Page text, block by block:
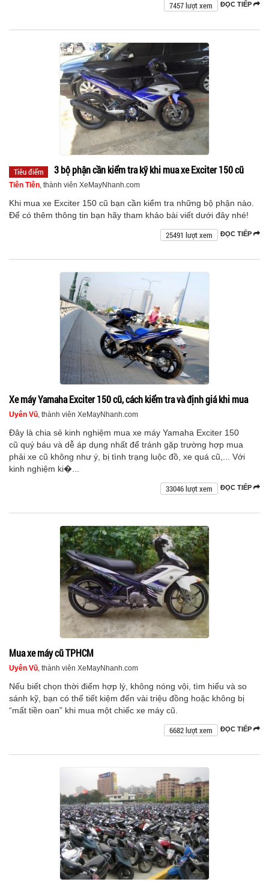
ĐỌC TIẾP
7457 lượt xem
Tiêu điểm 3 bộ phận cần kiểm tra kỹ khi mua xe Exciter 150 cũ
Tiên Tiên, thành viên XeMayNhanh.com
Khi mua xe Exciter 150 cũ bạn cần kiểm tra những bộ phận nào.
Để có thêm thông tin bạn hãy tham khảo bài viết dưới đây nhé!
ĐỌC TIẾP
25491 lượt xem
Xe máy Yamaha Exciter 150 cũ, cách kiểm tra và định giá khi mua
Uyên Vũ, thành viên XeMayNhanh.com
Đây là chia sẻ kinh nghiệm mua xe máy Yamaha Exciter 150
cũ quý báu và dễ áp dụng nhất để tránh gặp trường hợp mua
phải xe cũ không như ý, bị tình trạng luộc đồ, xe quá cũ,... Với
kinh nghiệm ki�...
ĐỌC TIẾP
33046 lượt xem
Mua xe máy cũ TPHCM
Uyên Vũ, thành viên XeMayNhanh.com
Nếu biết chọn thời điểm hợp lý, không nóng vội, tìm hiểu và so
sánh kỹ, bạn có thể tiết kiệm đến vài triệu đồng hoặc không bị
“mất tiền oan” khi mua một chiếc xe máy cũ.
ĐỌC TIẾP
6682 lượt xem